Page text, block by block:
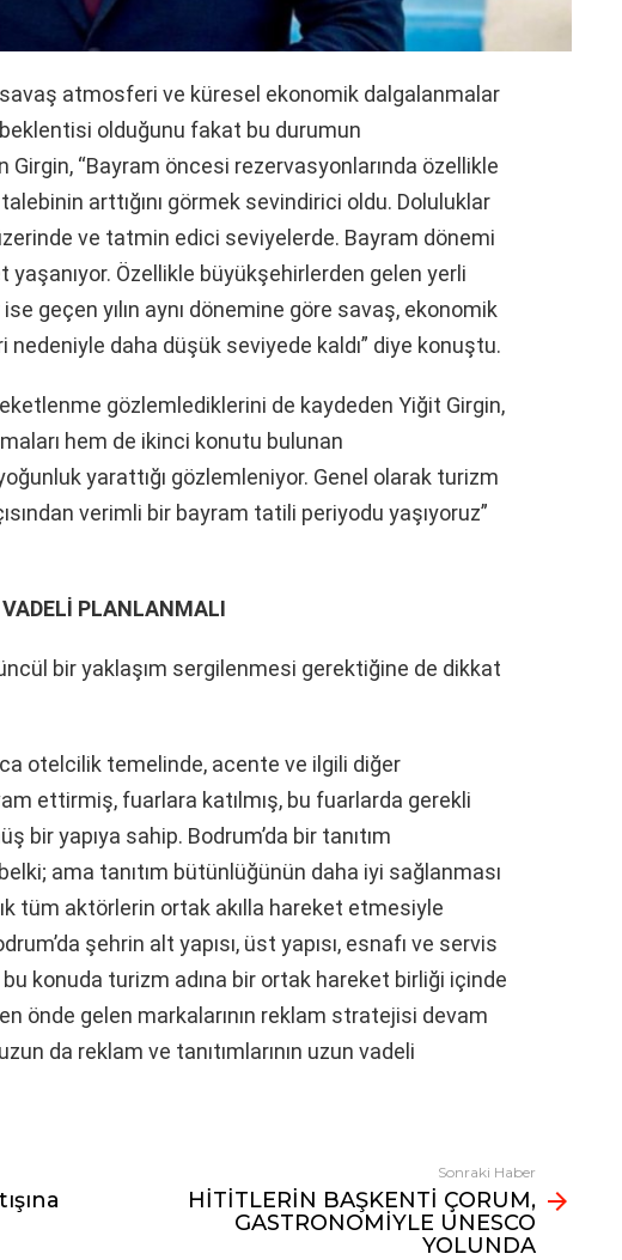
savaş atmosferi ve küresel ekonomik dalgalanmalar
beklentisi olduğunu fakat bu durumun
“Bayram öncesi rezervasyonlarında özellikle
arttığını görmek sevindirici oldu. Doluluklar
ve tatmin edici seviyelerde. Bayram dönemi
Özellikle büyükşehirlerden gelen yerli
geçen yılın aynı dönemine göre savaş, ekonomik
nedeniyle daha düşük seviyede kaldı” diye konuştu.
gözlemlediklerini de kaydeden Yiğit Girgin,
hem de ikinci konutu bulunan
yarattığı gözlemleniyor. Genel olarak turizm
verimli bir bayram tatili periyodu yaşıyoruz”
PLANLANMALI
bir yaklaşım sergilenmesi gerektiğine de dikkat
otelcilik temelinde, acente ve ilgili diğer
ettirmiş, fuarlara katılmış, bu fuarlarda gerekli
bir yapıya sahip. Bodrum’da bir tanıtım
ama tanıtım bütünlüğünün daha iyi sağlanması
tüm aktörlerin ortak akılla hareket etmesiyle
şehrin alt yapısı, üst yapısı, esnafı ve servis
bu konuda turizm adına bir ortak hareket birliği içinde
önde gelen markalarının reklam stratejisi devam
da reklam ve tanıtımlarının uzun vadeli
Sonraki Haber
HİTİTLERİN BAŞKENTİ ÇORUM,
GASTRONOMİYLE UNESCO
YOLUNDA